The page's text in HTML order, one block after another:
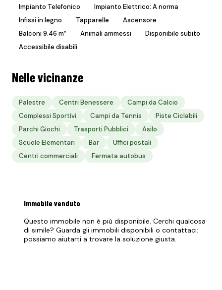
Impianto Telefonico
Impianto Elettrico: A norma
Infissi in legno
Tapparelle
Ascensore
Balconi 9.46 m²
Animali ammessi
Disponibile subito
Accessibile disabili
Nelle vicinanze
Palestre Centri Benessere
Campi da Calcio
Complessi Sportivi
Campi da Tennis
Piste Ciclabili
Parchi Giochi
Trasporti Pubblici
Asilo
Scuole Elementari
Bar
Uffici postali
Centri commerciali
Fermata autobus
Immobile venduto
Questo immobile non è più disponibile. Cerchi qualcosa
di simile? Guarda gli immobili disponibili o contattaci:
possiamo aiutarti a trovare la soluzione giusta.